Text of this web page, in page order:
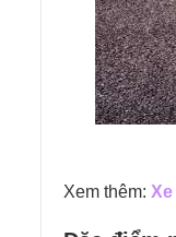
Xem thêm: